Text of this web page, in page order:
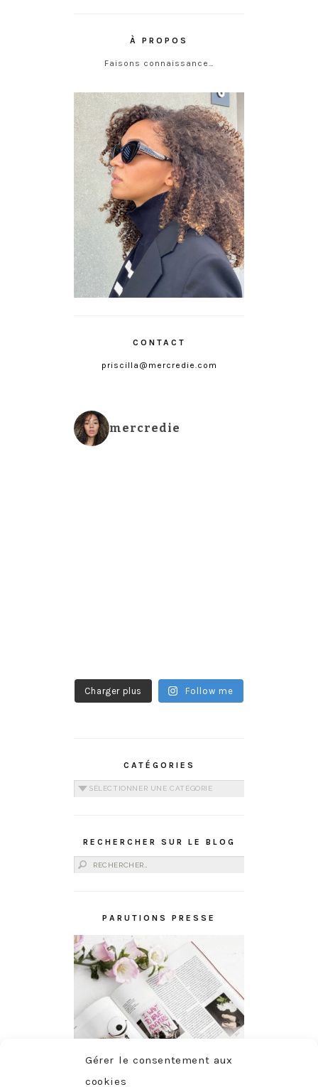
Gérer le consentement aux
cookies
À PROPOS
Faisons connaissance…
CONTACT
priscilla@mercredie.com
mercredie
Charger plus Follow me
CATÉGORIES
Catégories
RECHERCHER SUR LE BLOG
Rechercher :
PARUTIONS PRESSE